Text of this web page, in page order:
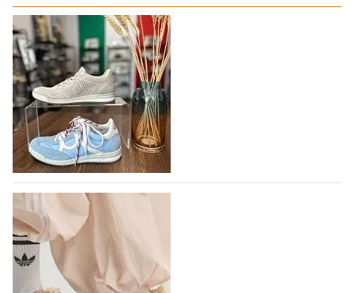
В следующем году итальянский бренд
IGI&CO отметит свое 25-летие
Компания IGI&CO была основана в 2002 году как
проект, посвященный здоровью,